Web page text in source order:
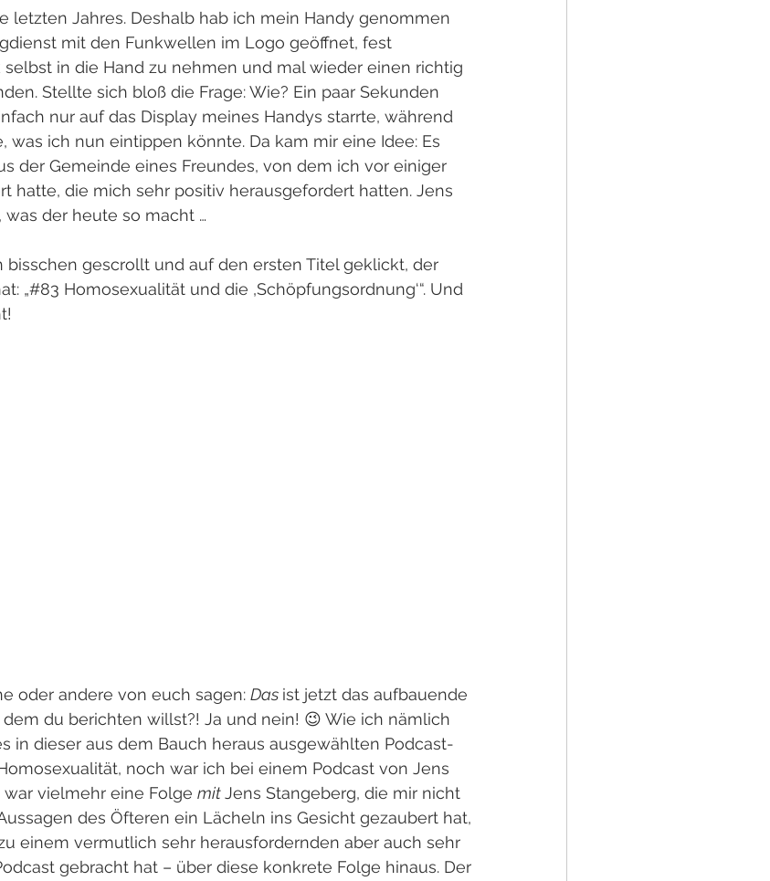
letzten Jahres. Deshalb hab ich mein Handy genommen
mit den Funkwellen im Logo geöffnet, fest
in die Hand zu nehmen und mal wieder einen richtig
Stellte sich bloß die Frage: Wie? Ein paar Sekunden
nur auf das Display meines Handys starrte, während
was ich nun eintippen könnte. Da kam mir eine Idee: Es
der Gemeinde eines Freundes, von dem ich vor einiger
hatte, die mich sehr positiv herausgefordert hatten. Jens
der heute so macht …
bisschen gescrollt und auf den ersten Titel geklickt, der
„#83 Homosexualität und die ‚Schöpfungsordnung‘“. Und
oder andere von euch sagen: Das ist jetzt das aufbauende
du berichten willst?! Ja und nein! 😉 Wie ich nämlich
in dieser aus dem Bauch heraus ausgewählten Podcast-
noch war ich bei einem Podcast von Jens
vielmehr eine Folge mit Jens Stangeberg, die mir nicht
des Öfteren ein Lächeln ins Gesicht gezaubert hat,
einem vermutlich sehr herausfordernden aber auch sehr
gebracht hat – über diese konkrete Folge hinaus. Der